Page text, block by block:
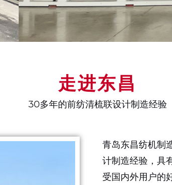
走进东昌
30多年的前纺清梳联设计制造经验
青岛东昌纺机制
计制造经验，具
受国内外用户的